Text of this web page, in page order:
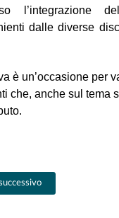
l’integrazione
dalle diverse
è un’occasione per
che, anche sul tema
Insieme Fa Bene!
successivo: